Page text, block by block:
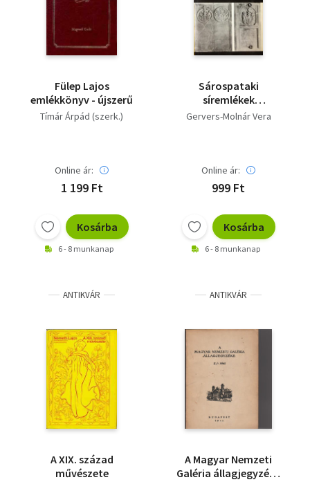
Fülep Lajos
emlékkönyv - újszerű
Tímár Árpád (szerk.)
Online ár:
1 199 Ft
Kosárba
6 - 8 munkanap
Sárospataki
síremlékek
(Művészettörténeti
Gervers-Molnár Vera
Online ár:
999 Ft
Kosárba
6 - 8 munkanap
ANTIKVÁR
A XIX. század
művészete
ANTIKVÁR
A Magyar Nemzeti
Galéria állagjegyzéke